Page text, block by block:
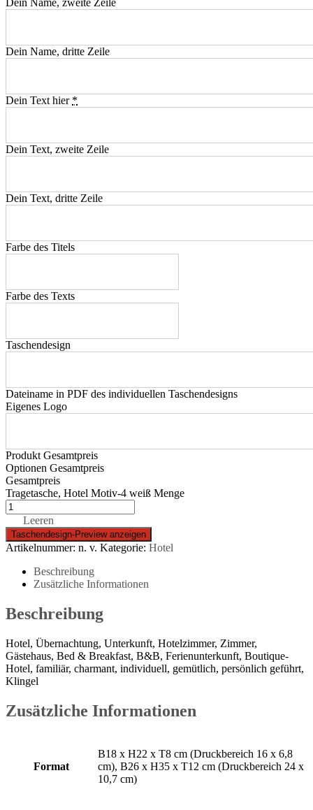
Dein Name, zweite Zeile
Dein Name, dritte Zeile
Dein Text hier *
Dein Text, zweite Zeile
Dein Text, dritte Zeile
Farbe des Titels
Farbe des Texts
Taschendesign
Dateiname in PDF des individuellen Taschendesigns
Eigenes Logo
Produkt Gesamtpreis
Optionen Gesamtpreis
Gesamtpreis
Tragetasche, Hotel Motiv-4 weiß Menge
Leeren
Artikelnummer: n. v. Kategorie: Hotel
Beschreibung
Zusätzliche Informationen
Beschreibung
Hotel, Übernachtung, Unterkunft, Hotelzimmer, Zimmer,
Gästehaus, Bed & Breakfast, B&B, Ferienunterkunft, Boutique-
Hotel, familiär, charmant, individuell, gemütlich, persönlich geführt,
Klingel
Zusätzliche Informationen
Format
B18 x H22 x T8 cm (Druckbereich 16 x 6,8
cm), B26 x H35 x T12 cm (Druckbereich 24 x
10,7 cm)